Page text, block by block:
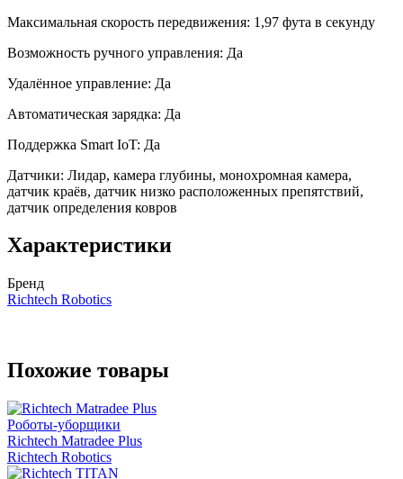
Максимальная скорость передвижения: 1,97 фута в секунду
Возможность ручного управления: Да
Удалённое управление: Да
Автоматическая зарядка: Да
Поддержка Smart IoT: Да
Датчики: Лидар, камера глубины, монохромная камера,
датчик краёв, датчик низко расположенных препятствий,
датчик определения ковров
Характеристики
Бренд
Richtech Robotics
Похожие товары
Роботы-уборщики
Richtech Matradee Plus
Richtech Robotics